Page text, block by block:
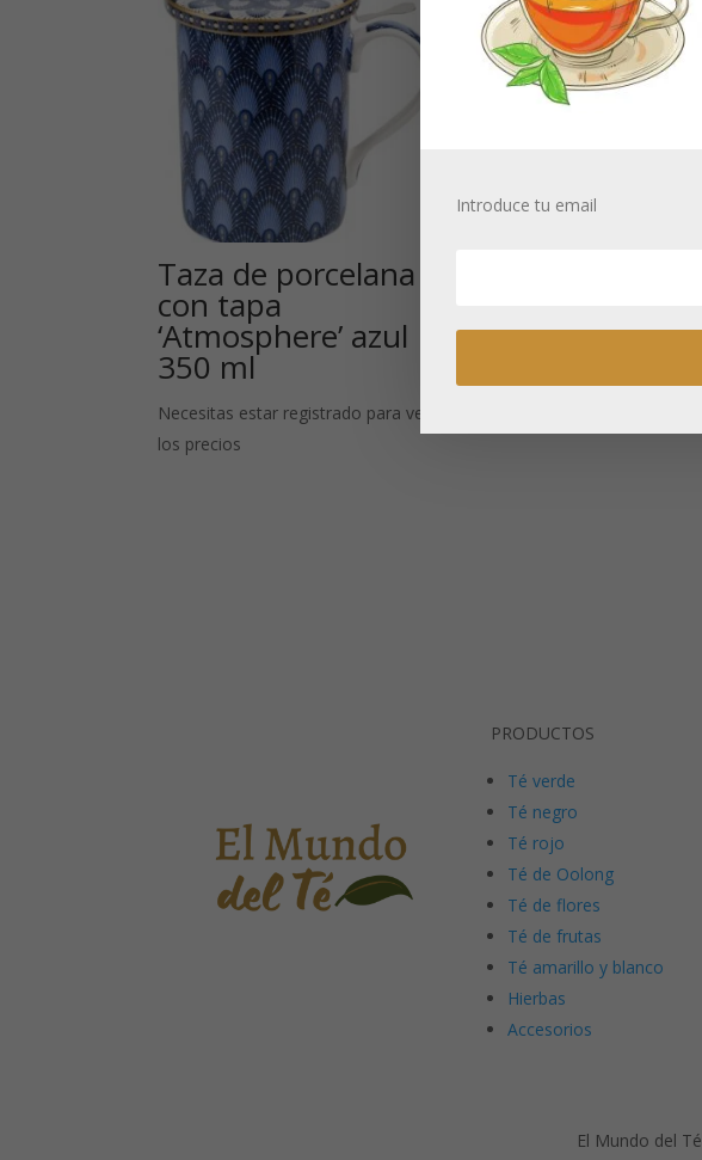
Taza de porcelana
con tapa
‘Atmosphere’ azul
350 ml
Necesitas estar registrado para ver
los precios
con 2 tazas
Necesitas estar registrado
PRODUCTOS
Té verde
Té negro
Té rojo
Té de Oolong
Té de flores
Té de frutas
Té amarillo y blanco
Hierbas
Accesorios
El Mundo del
Introduce tu email